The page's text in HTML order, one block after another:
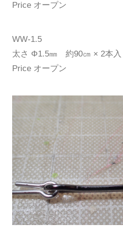
Price オープン
WW-1.5
太さ Φ1.5㎜ 約90㎝ × 2本
Price オープン